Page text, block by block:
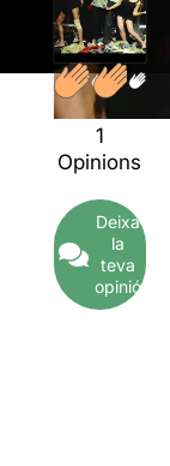
1
Opinions
Deixa
la
teva
opinió